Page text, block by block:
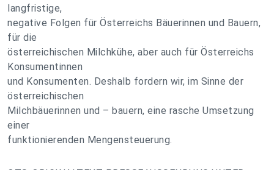
langfristige,
negative Folgen für Österreichs Bäuerinnen und Bauern,
für die
österreichischen Milchkühe, aber auch für Österreichs
Konsumentinnen
und Konsumenten. Deshalb fordern wir, im Sinne der
österreichischen
Milchbäuerinnen und – bauern, eine rasche Umsetzung
einer
funktionierenden Mengensteuerung.